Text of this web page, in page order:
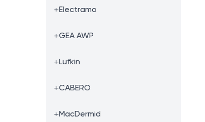
+Electramo
+GEA AWP
+Lufkin
+CABERO
+MacDermid